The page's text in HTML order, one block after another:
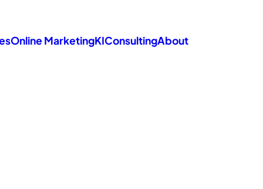
Online MarketingKIConsultingAbout